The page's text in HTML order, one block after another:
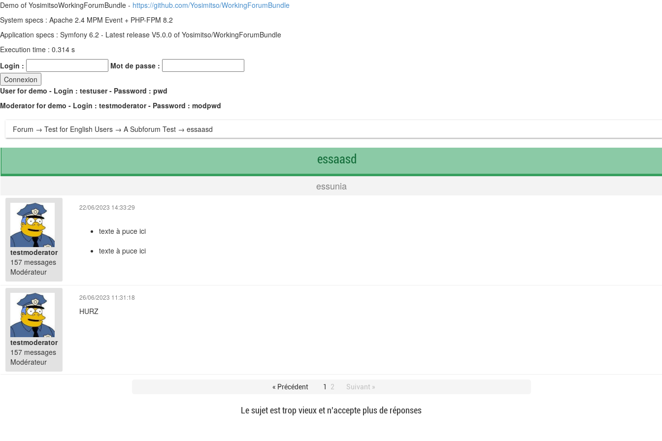
Demo of YosimitsoWorkingForumBundle - https://github.com/Yosimitso/WorkingForumBundle
System specs : Apache 2.4 MPM Event + PHP-FPM 8.2
Application specs : Symfony 6.2 - Latest release V5.0.0 of Yosimitso/WorkingForumBundle
Execution time : 0.314 s
Login :
Mot de passe :
User for demo - Login : testuser - Password : pwd
Moderator for demo - Login : testmoderator - Password : modpwd
Forum → Test for English Users → A Subforum Test → essaasd
essaasd
essunia
testmoderator
157 messages
Modérateur
22/06/2023 14:33:29
texte à puce ici
texte à puce ici
testmoderator
157 messages
Modérateur
26/06/2023 11:31:18
HURZ
« Précédent 1 2 Suivant »
Le sujet est trop vieux et n'accepte plus de réponses